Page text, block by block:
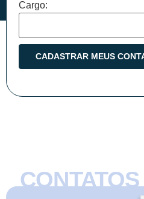
Cargo:
CONTATOS